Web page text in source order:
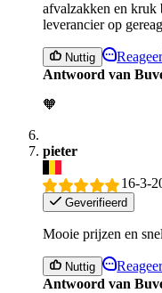
afvalzakken en kruk
leverancier op
Nuttig Reageer
Antwoord van
🧡
pieter
16-3-
Geverifieerd
Mooie prijzen en
Nuttig Reageer
Antwoord van